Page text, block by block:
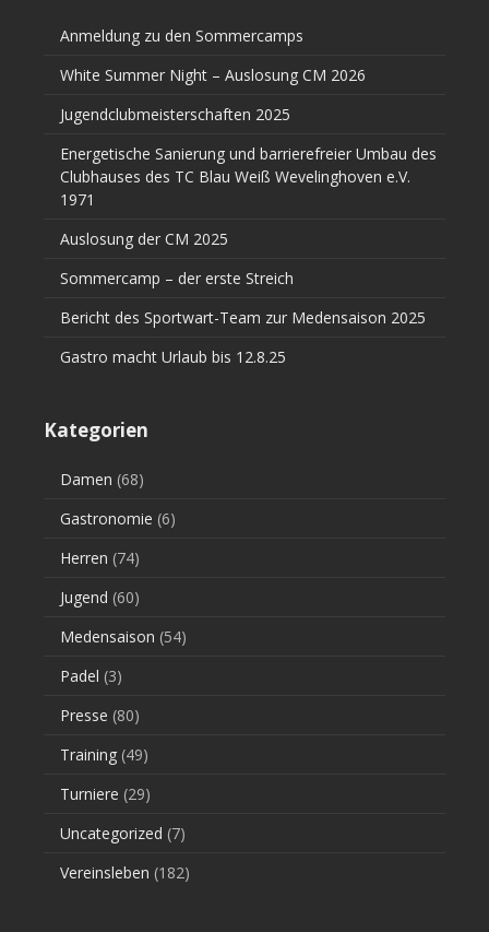
Anmeldung zu den Sommercamps
White Summer Night – Auslosung CM 2026
Jugendclubmeisterschaften 2025
Energetische Sanierung und barrierefreier Umbau des
Clubhauses des TC Blau Weiß Wevelinghoven e.V.
1971
Auslosung der CM 2025
Sommercamp – der erste Streich
Bericht des Sportwart-Team zur Medensaison 2025
Gastro macht Urlaub bis 12.8.25
Kategorien
Damen (68)
Gastronomie (6)
Herren (74)
Jugend (60)
Medensaison (54)
Padel (3)
Presse (80)
Training (49)
Turniere (29)
Uncategorized (7)
Vereinsleben (182)